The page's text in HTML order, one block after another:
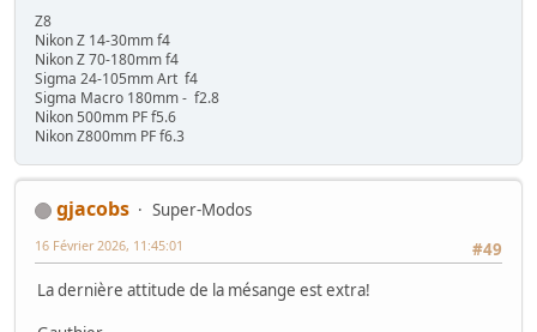
Z8
Nikon Z 14-30mm f4
Nikon Z 70-180mm f4
Sigma 24-105mm Art f4
Sigma Macro 180mm - f2.8
Nikon 500mm PF f5.6
Nikon Z800mm PF f6.3
gjacobs
Super-Modos
#49
16 Février 2026, 11:45:01
La dernière attitude de la mésange est extra!